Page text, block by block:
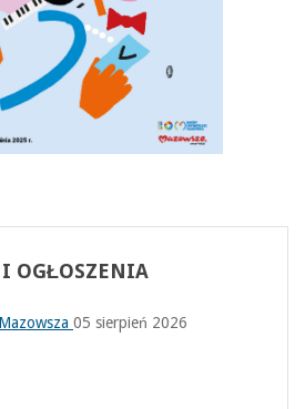
I OGŁOSZENIA
05 sierpień 2026